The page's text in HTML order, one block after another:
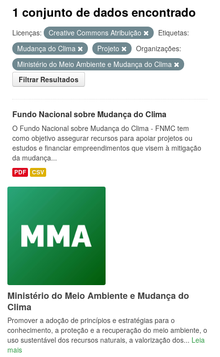
1 conjunto de dados encontrado
Licenças: Creative Commons Atribuição
Etiquetas:
Mudança do Clima
Projeto
Organizações:
Ministério do Meio Ambiente e Mudança do Clima
Filtrar Resultados
Fundo Nacional sobre Mudança do Clima
O Fundo Nacional sobre Mudança do Clima - FNMC tem
como objetivo assegurar recursos para apoiar projetos ou
estudos e financiar empreendimentos que visem à mitigação
da mudança...
PDF CSV
Ministério do Meio Ambiente e Mudança do
Clima
Promover a adoção de princípios e estratégias para o
conhecimento, a proteção e a recuperação do meio ambiente, o
uso sustentável dos recursos naturais, a valorização dos... Leia
mais